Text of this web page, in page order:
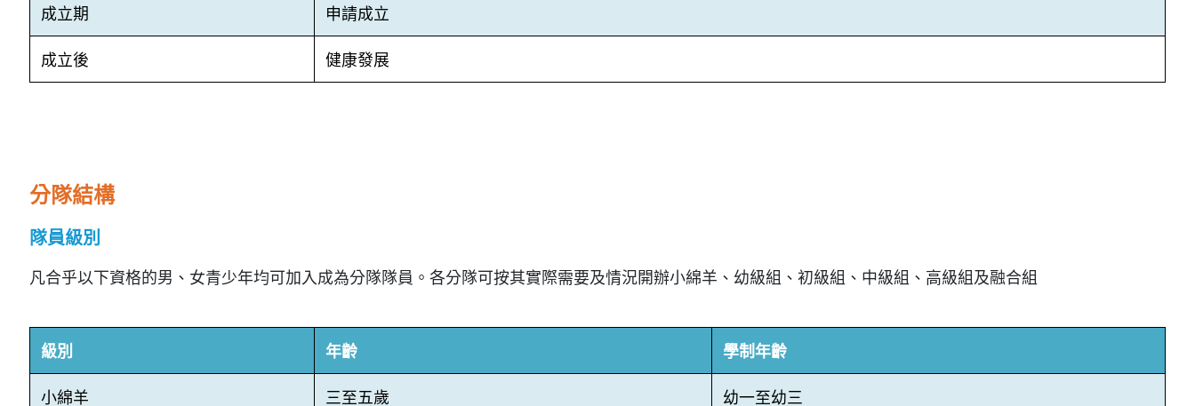
成立期
申請成立
成立後
健康發展
分隊結構
隊員級別
凡合乎以下資格的男、女青少年均可加入成為分隊隊員。各分隊可按其實際需要及情況開辦小綿羊、幼級組、初級組、中級組、高級組及融合組
級別 年齡
學制年齡
小綿羊
三至五歲
幼一至幼三